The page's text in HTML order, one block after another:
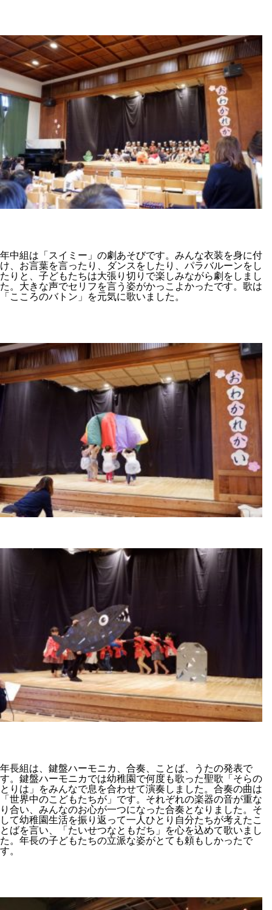
年中組は「スイミー」の劇あそびです。みんな衣装を身に付
け、お言葉を言ったり、ダンスをしたり、パラバルーンをし
たりと、子どもたちは大張り切りで楽しみながら劇をしまし
た。大きな声でセリフを言う姿がかっこよかったです。歌は
「こころのバトン」を元気に歌いました。
年長組は、鍵盤ハーモニカ、合奏、ことば、うたの発表で
す。鍵盤ハーモニカでは幼稚園で何度も歌った聖歌「そらの
とりは」をみんなで息を合わせて演奏しました。合奏の曲は
「世界中のこどもたちが」です。それぞれの楽器の音が重な
り合い、みんなのお心が一つになった合奏となりました。そ
して幼稚園生活を振り返って一人ひとり自分たちが考えたこ
とばを言い、「たいせつなともだち」を心を込めて歌いまし
た。年長の子どもたちの立派な姿がとても頼もしかったで
す。